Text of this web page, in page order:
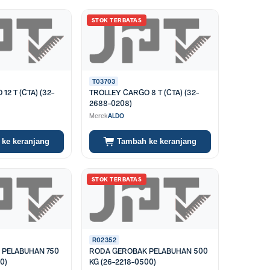
yang dapat disesuaikan dengan kebutuhan. Beberapa
dapat disesuaikan dengan kebutuhan pekerjaan, baik
di Tokojpt.
12 T (CTA) (32-
ke keranjang
STOK TERBATAS
T03703
TROLLEY CARGO 8 T (CTA) (32-
2688-0208)
MerekALDO
Tambah ke keranjang
750
STOK TERBATAS
R02352
RODA GEROBAK PELABUHAN 500
KG (26-2218-0500)